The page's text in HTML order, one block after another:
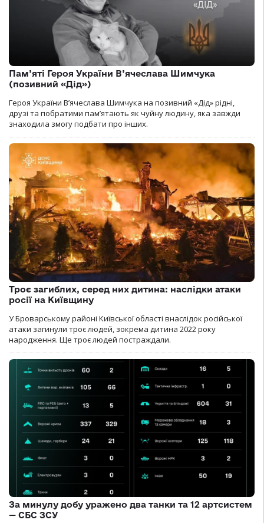
Пам’яті Героя України В’ячеслава Шимчука
(позивний «Дід»)
Героя України В’ячеслава Шимчука на позивний «Дід» рідні,
друзі та побратими пам’ятають як чуйну людину, яка завжди
знаходила змогу подбати про інших.
Троє загиблих, серед них дитина: наслідки атаки
росії на Київщину
У Броварському районі Київської області внаслідок російської
атаки загинули троє людей, зокрема дитина 2022 року
народження. Ще троє людей постраждали.
За минулу добу уражено два танки та 12 артсистем
— СБС ЗСУ